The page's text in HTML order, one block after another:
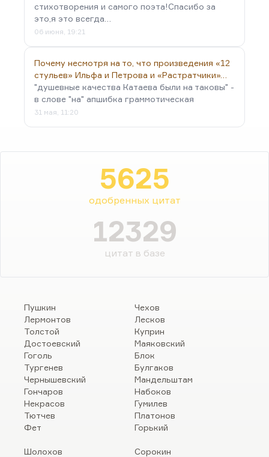
стихотворения и самого поэта!Спасибо за
это,я это всегда…
06 июня, 19:21
Почему несмотря на то, что произведения «12
стульев» Ильфа и Петрова и «Растратчики»…
"душевные качества Катаева были на таковы" -
в слове "на" апшибка граммотическая
31 мая, 11:20
5625
одобренных цитат
12329
цитат в базе
Пушкин
Лермонтов
Толстой
Достоевский
Гоголь
Тургенев
Чернышевский
Гончаров
Некрасов
Тютчев
Фет
Чехов
Лесков
Куприн
Маяковский
Блок
Булгаков
Мандельштам
Набоков
Гумилев
Платонов
Горький
Шолохов
Сорокин